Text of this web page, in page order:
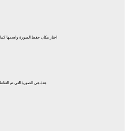
اختار مكان حفظ الصورة واسمها
هذة هي الصورة التي تم